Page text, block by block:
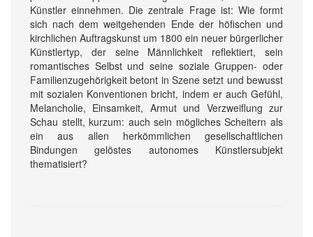
Künstler einnehmen. Die zentrale Frage ist: Wie formt
sich nach dem weitgehenden Ende der höfischen und
kirchlichen Auftragskunst um 1800 ein neuer bürgerlicher
Künstlertyp, der seine Männlichkeit reflektiert, sein
romantisches Selbst und seine soziale Gruppen- oder
Familienzugehörigkeit betont in Szene setzt und bewusst
mit sozialen Konventionen bricht, indem er auch Gefühl,
Melancholie, Einsamkeit, Armut und Verzweiflung zur
Schau stellt, kurzum: auch sein mögliches Scheitern als
ein aus allen herkömmlichen gesellschaftlichen
Bindungen gelöstes autonomes Künstlersubjekt
thematisiert?